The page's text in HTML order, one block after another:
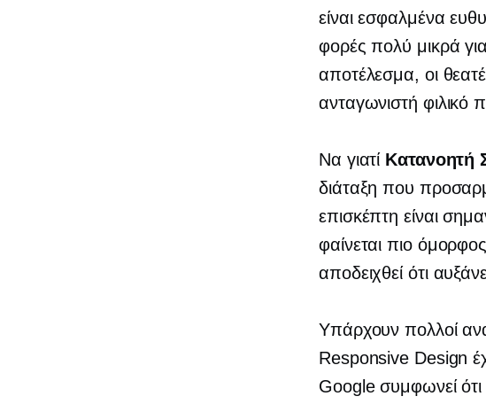
είναι εσφαλμένα
φορές πολύ μικρά
αποτέλεσμα, οι
ανταγωνιστή φιλικό
Να γιατί Κατανοητή
διάταξη που
επισκέπτη είναι
φαίνεται πιο
αποδειχθεί ότι
Υπάρχουν πολλοί
Responsive Design
Google συμφωνεί ότι